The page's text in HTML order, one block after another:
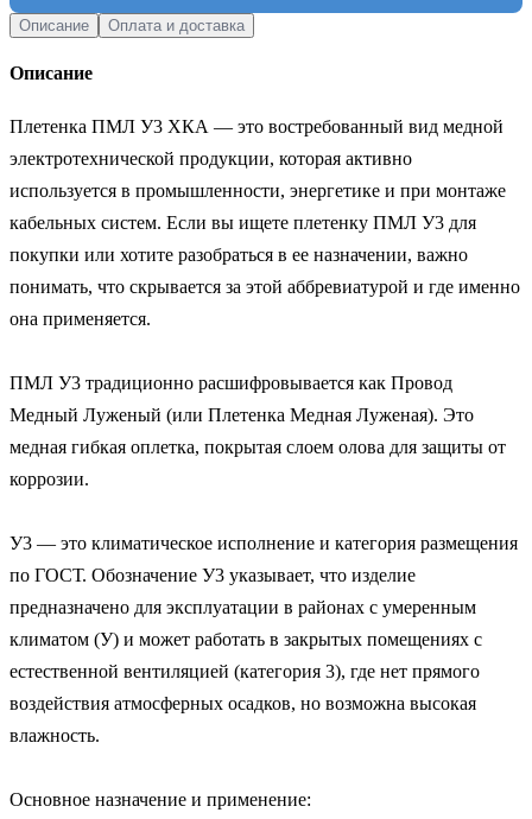
Описание Оплата и доставка
Описание
Плетенка ПМЛ У3 ХКА — это востребованный вид медной
электротехнической продукции, которая активно
используется в промышленности, энергетике и при монтаже
кабельных систем. Если вы ищете плетенку ПМЛ У3 для
покупки или хотите разобраться в ее назначении, важно
понимать, что скрывается за этой аббревиатурой и где именно
она применяется.
ПМЛ У3 традиционно расшифровывается как Провод
Медный Луженый (или Плетенка Медная Луженая). Это
медная гибкая оплетка, покрытая слоем олова для защиты от
коррозии.
У3 — это климатическое исполнение и категория размещения
по ГОСТ. Обозначение У3 указывает, что изделие
предназначено для эксплуатации в районах с умеренным
климатом (У) и может работать в закрытых помещениях с
естественной вентиляцией (категория 3), где нет прямого
воздействия атмосферных осадков, но возможна высокая
влажность.
Основное назначение и применение: